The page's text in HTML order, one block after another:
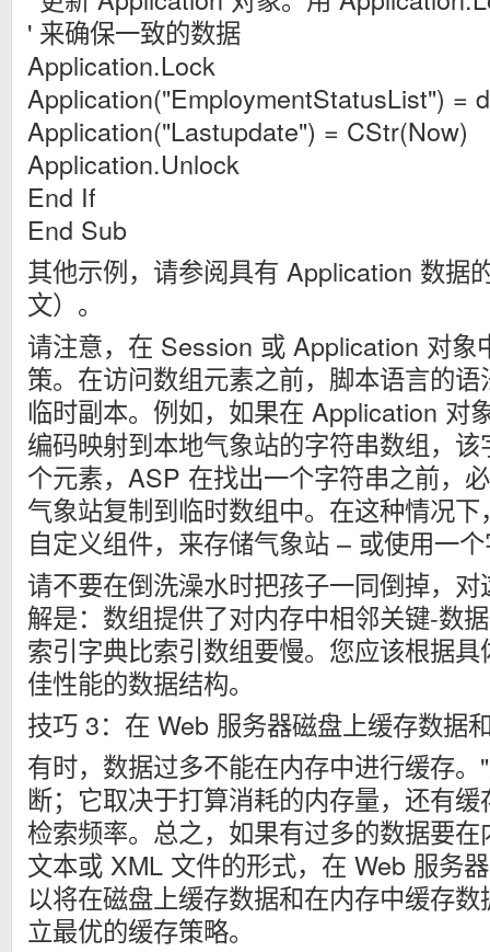
' 来确保一致的数据
Application.Lock
Application("EmploymentStatusList") = d
Application("Lastupdate") = CStr(Now)
Application.Unlock
End If
End Sub
其他示例，请参阅具有 Application 数据
文）。
请注意，在 Session 或 Application 对象
策。在访问数组元素之前，脚本语言的
临时副本。例如，如果在 Application 对
编码映射到本地气象站的字符串数组，
个元素，ASP 在找出一个字符串之前，
气象站复制到临时数组中。在这种情况
自定义组件，来存储气象站 – 或使用一
请不要在倒洗澡水时把孩子一同倒掉，
解是：数组提供了对内存中相邻关键-数
索引字典比索引数组要慢。您应该根据
佳性能的数据结构。
技巧 3：在 Web 服务器磁盘上缓存数据
有时，数据过多不能在内存中进行缓存
断；它取决于打算消耗的内存量，还有
检索频率。总之，如果有过多的数据要
文本或 XML 文件的形式，在 Web 服务
以将在磁盘上缓存数据和在内存中缓存
立最优的缓存策略。